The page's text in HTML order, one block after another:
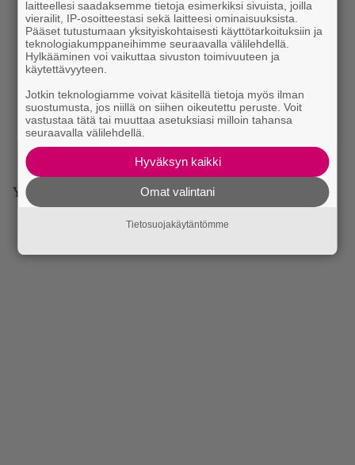
Yksi vielä ja kesälomalle!
laitteellesi saadaksemme tietoja esimerkiksi sivuista, joilla
vierailit, IP-osoitteestasi sekä laitteesi ominaisuuksista.
Pääset tutustumaan yksityiskohtaisesti käyttötarkoituksiin ja
teknologiakumppaneihimme seuraavalla välilehdellä.
Hylkääminen voi vaikuttaa sivuston toimivuuteen ja
käytettävyyteen.
Jotkin teknologiamme voivat käsitellä tietoja myös ilman
suostumusta, jos niillä on siihen oikeutettu peruste. Voit
vastustaa tätä tai muuttaa asetuksiasi milloin tahansa
seuraavalla välilehdellä.
Hyväksyn kaikki
Omat valintani
Tietosuojakäytäntömme